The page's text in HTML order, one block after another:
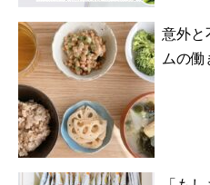
意外と
ムの